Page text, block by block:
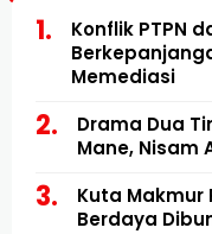
Konflik PTPN
Memediasi
Drama Dua
Mane, Nisam
Kuta Makmur
Berdaya